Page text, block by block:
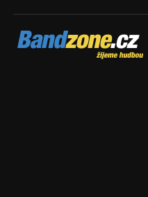
Bandzone.cz
žijeme hudbou